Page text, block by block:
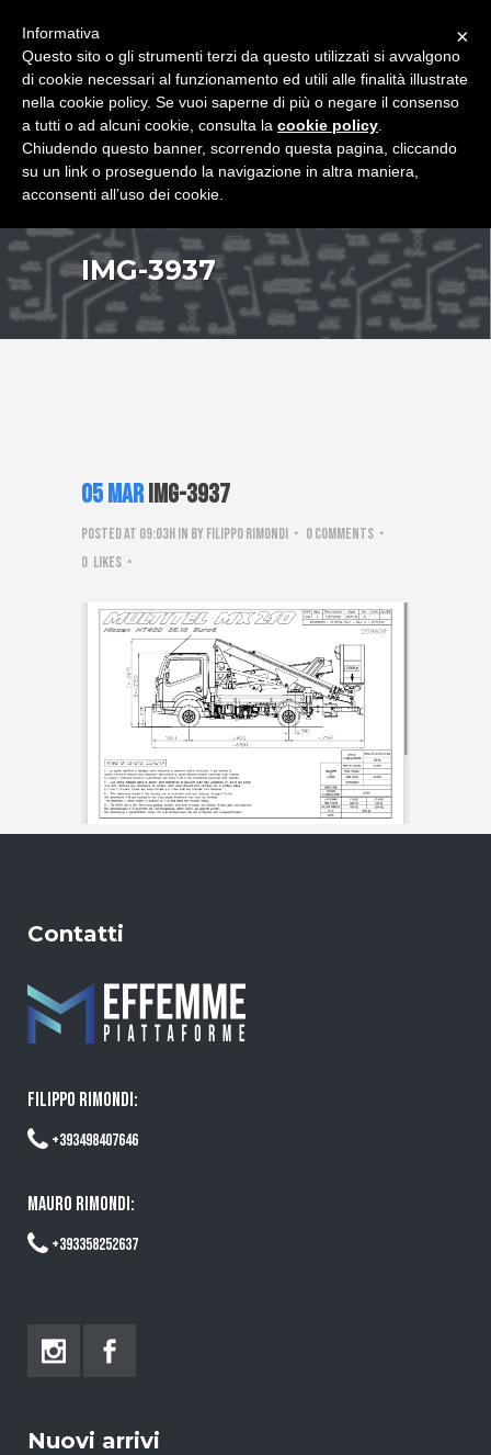
IMG-3937
05 MarIMG-3937
Posted at 09:03hin by Filippo Rimondi
0 Comments
0 Likes
Contatti
FILIPPO RIMONDI:
+393498407646
MAURO RIMONDI:
+393358252637
Nuovi arrivi
×
Informativa
Questo sito o gli strumenti terzi da questo utilizzati si avvalgono
di cookie necessari al funzionamento ed utili alle finalità illustrate
nella cookie policy. Se vuoi saperne di più o negare il consenso
a tutti o ad alcuni cookie, consulta la cookie policy
Chiudendo questo banner, scorrendo questa pagina, cliccando
su un link o proseguendo la navigazione in altra maniera,
acconsenti all’uso dei cookie.